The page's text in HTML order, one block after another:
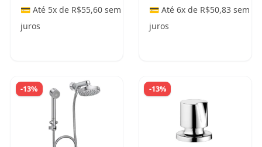
💳 Até 5x de R$55,60 sem
juros
💳 Até 6x de R$50,83 sem
juros
-13% -13%